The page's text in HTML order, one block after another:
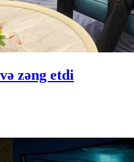
zəng etdi